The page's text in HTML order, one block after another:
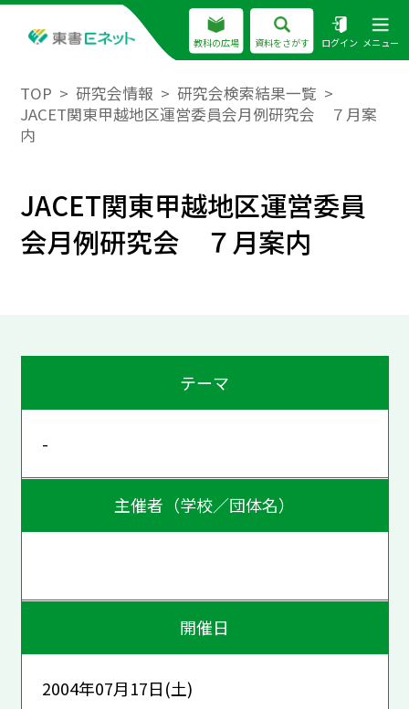
教科の広場 資料をさがす ログイン メニュー
TOP 研究会情報
研究会検索結果一覧
JACET関東甲越地区運営委員会月例研究会 ７月案
内
JACET関東甲越地区運営委員
会月例研究会 ７月案内
テーマ
-
主催者（学校／団体名）
開催日
2004年07月17日(土)